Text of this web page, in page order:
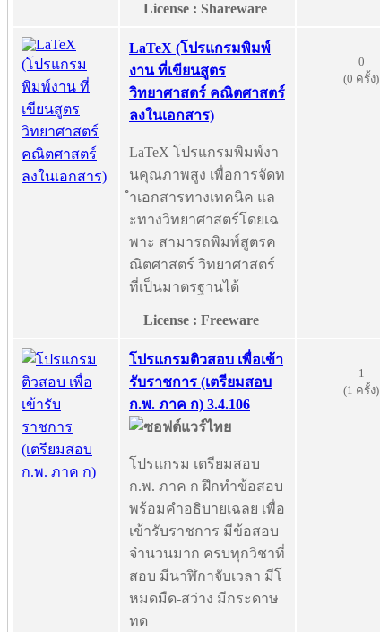
License : Shareware
LaTeX (โปรแกรมพิมพ์
งาน ที่เขียนสูตร
วิทยาศาสตร์ คณิตศาสตร์
ลงในเอกสาร)
LaTeX โปรแกรมพิมพ์งา
นคุณภาพสูง เพื่อการจัดท
ำเอกสารทางเทคนิค แล
ะทางวิทยาศาสตร์โดยเฉ
พาะ สามารถพิมพ์สูตรค
ณิตศาสตร์ วิทยาศาสตร์
ที่เป็นมาตรฐานได้
License : Freeware
0
(0 ครั้ง)
โปรแกรมติวสอบ เพื่อเข้า
รับราชการ (เตรียมสอบ
ก.พ. ภาค ก) 3.4.106
โปรแกรม เตรียมสอบ
ก.พ. ภาค ก ฝึกทำข้อสอบ
พร้อมคำอธิบายเฉลย เพื่อ
เข้ารับราชการ มีข้อสอบ
จำนวนมาก ครบทุกวิชาที่
สอบ มีนาฬิกาจับเวลา มีโ
หมดมืด-สว่าง มีกระดาษ
ทด
1
(1 ครั้ง)